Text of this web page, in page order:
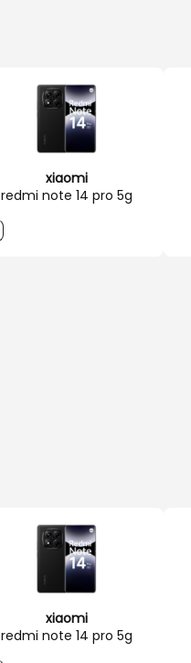
xiaomi
redmi note 14 pro 5g
xiaomi
redmi note 14 pro 5g